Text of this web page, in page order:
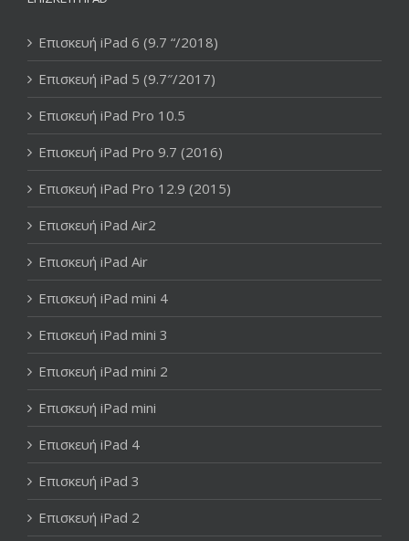
Επισκευή iPad 6 (9.7 “/2018)
Επισκευή iPad 5 (9.7″/2017)
Επισκευή iPad Pro 10.5
Επισκευή iPad Pro 9.7 (2016)
Επισκευή iPad Pro 12.9 (2015)
Επισκευή iPad Air2
Επισκευή iPad Air
Επισκευή iPad mini 4
Επισκευή iPad mini 3
Επισκευή iPad mini 2
Επισκευή iPad mini
Επισκευή iPad 4
Επισκευή iPad 3
Επισκευή iPad 2